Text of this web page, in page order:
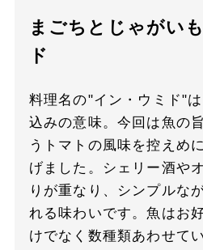
まごちとじゃがい
ド
料理名の"イン・ウミド"
込みの意味。今回は魚の
うトマトの風味を控えめ
げました。シェリー酒や
りが重なり、シンプルな
れる味わいです。魚はお
けでなく数種類あわせて